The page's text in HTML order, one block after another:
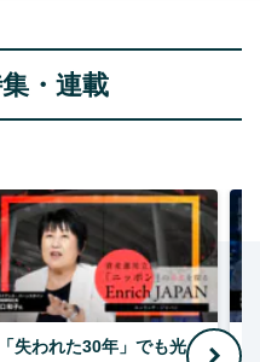
・連載
「失われた30年」でも光